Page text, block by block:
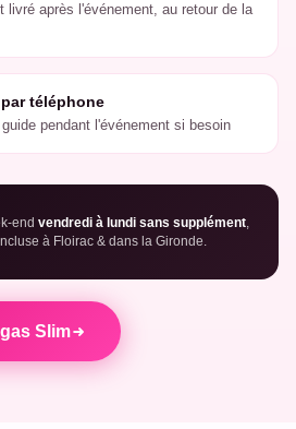
livré après l'événement, au retour de la
téléphone
pendant l'événement si besoin
endvendredi à lundi sans supplément
à Floirac & dans la Gironde.
Slim